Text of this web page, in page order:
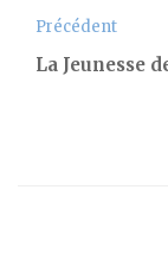
Précédent
La Jeunesse